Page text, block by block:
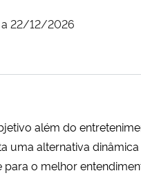
22/12/2026
além do
uma alternativa
o melhor